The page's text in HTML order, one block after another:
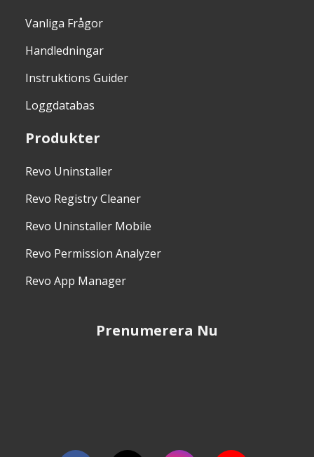
Vanliga Frågor
Handledningar
Instruktions Guider
Loggdatabas
Produkter
Revo Uninstaller
Revo Registry Cleaner
Revo Uninstaller Mobile
Revo Permission Analyzer
Revo App Manager
Prenumerera Nu